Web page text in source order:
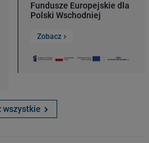
Fundusze Europejskie dla
Polski Wschodniej
Zobacz
wszystkie